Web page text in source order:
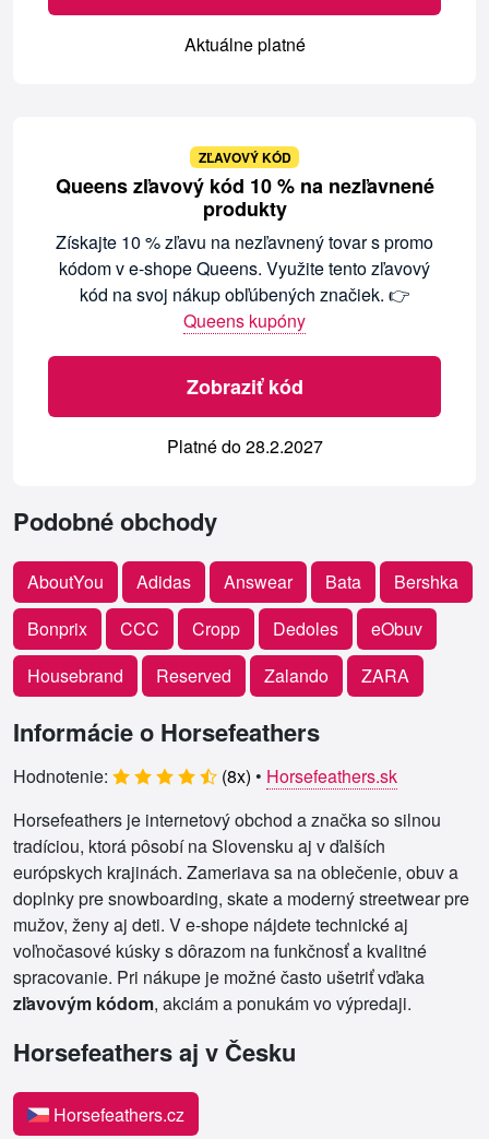
Aktuálne platné
ZĽAVOVÝ KÓD
Queens zľavový kód 10 % na nezľavnené
produkty
Získajte 10 % zľavu na nezľavnený tovar s promo
kódom v e-shope Queens. Využite tento zľavový
kód na svoj nákup obľúbených značiek. 👉
Queens kupóny
Zobraziť kód
Platné do 28.2.2027
Podobné obchody
AboutYou Adidas Answear Bata
Bershka
Bonprix
CCC Cropp Dedoles
eObuv
Housebrand
Reserved Zalando ZARA
Informácie o Horsefeathers
Hodnotenie: (8x) • Horsefeathers.sk
Horsefeathers je internetový obchod a značka so silnou
tradíciou, ktorá pôsobí na Slovensku aj v ďalších
európskych krajinách. Zameriava sa na oblečenie, obuv a
doplnky pre snowboarding, skate a moderný streetwear pre
mužov, ženy aj deti. V e‑shope nájdete technické aj
voľnočasové kúsky s dôrazom na funkčnosť a kvalitné
spracovanie. Pri nákupe je možné často ušetriť vďaka
zľavovým kódom, akciám a ponukám vo výpredaji.
Horsefeathers aj v Česku
Horsefeathers.cz